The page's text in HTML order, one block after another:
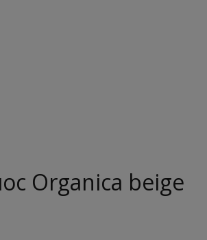
Organica beige